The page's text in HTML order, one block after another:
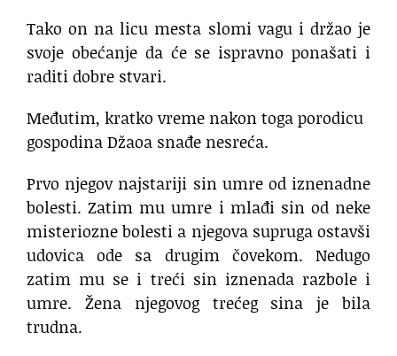
Tako on na licu mesta slomi vagu i držao je
svoje obećanje da će se ispravno ponašati i
raditi dobre stvari.
Međutim, kratko vreme nakon toga porodicu
gospodina Džaoa snađe nesreća.
Prvo njegov najstariji sin umre od iznenadne
bolesti. Zatim mu umre i mlađi sin od neke
misteriozne bolesti a njegova supruga ostavši
udovica ode sa drugim čovekom. Nedugo
zatim mu se i treći sin iznenada razbole i
umre. Žena njegovog trećeg sina je bila
trudna.